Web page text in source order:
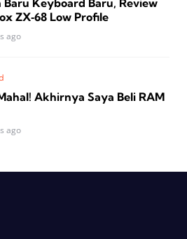
ZX‑68 Low Profile
ago
Akhirnya Saya Beli RAM
ago